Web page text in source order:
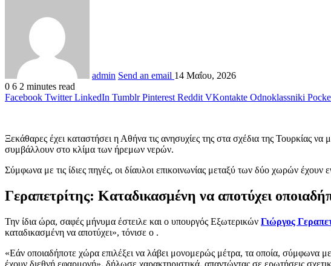
admin Send an email 14 Μαΐου, 2026
0 6 2 minutes read
Facebook Twitter LinkedIn Tumblr Pinterest Reddit VKontakte Odnoklassniki
Ξεκάθαρες έχει καταστήσει η Αθήνα τις ανησυχίες της στα σχέδια της Τουρκίας να
συμβάλλουν στο κλίμα των ήρεμων νερών.
Σύμφωνα με τις ίδιες πηγές, οι δίαυλοι επικοινωνίας μεταξύ των δύο χωρών έχουν
Γεραπετρίτης: Καταδικασμένη να αποτύχει
Την ίδια ώρα, σαφές μήνυμα έστειλε και ο υπουργός Εξωτερικών Γιώργος
καταδικασμένη να αποτύχει», τόνισε ο .
«Εάν οποιαδήποτε χώρα επιλέξει να λάβει μονομερώς μέτρα, τα οποία, σύμφωνα
έχουν διεθνή εφαρμογή», δήλωσε χαρακτηριστικά, απαντώντας σε ερωτήσεις